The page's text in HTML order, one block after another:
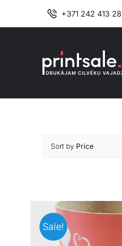
to
+371 242 413 28
Sort by Price
Sale!